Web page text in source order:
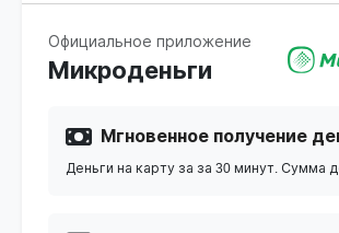
Официальное приложение
Микроденьги
Мгновенное получение
Деньги на карту за за 30 минут. Сумма